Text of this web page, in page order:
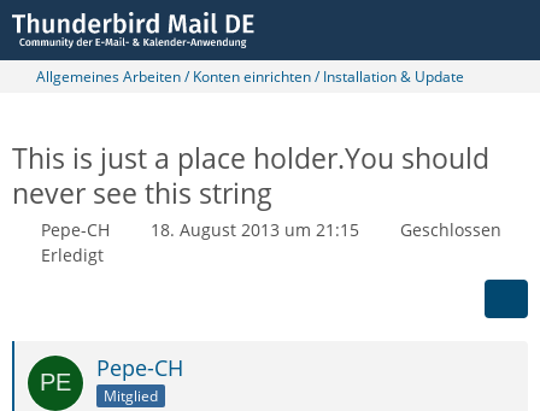
Allgemeines Arbeiten / Konten einrichten / Installation & Update
This is just a place holder.You should
never see this string
Pepe-CH 18. August 2013 um 21:15
Geschlossen
Erledigt
Pepe-CH
Mitglied